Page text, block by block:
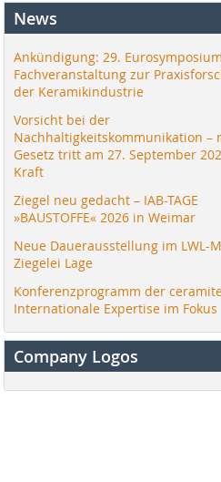
News
Ankündigung: 29.
Fachveranstaltung zur
der Keramikindustrie
Vorsicht bei der
Nachhaltigkeitskommunikation –
Gesetz tritt am 27. September
Kraft
Ziegel neu gedacht – IAB-TAGE
»BAUSTOFFE« 2026 in Weimar
Neue Dauerausstellung im LWL-
Ziegelei Lage
Konferenzprogramm der
Internationale Expertise im Fokus
Company Logos